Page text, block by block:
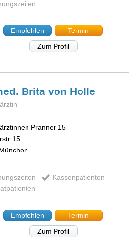
Empfehlen
Termin
Zum Profil
Britavon Holle
Pranner 15
15
München
Kassenpatienten
Empfehlen
Termin
Zum Profil